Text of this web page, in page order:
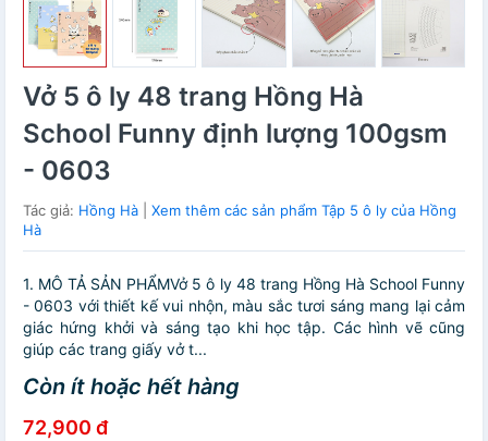
Vở 5 ô ly 48 trang Hồng Hà
School Funny định lượng 100gsm
- 0603
Tác giả: Hồng Hà
Xem thêm các sản phẩm Tập 5 ô ly của Hồng
Hà
1. MÔ TẢ SẢN PHẨMVở 5 ô ly 48 trang Hồng Hà School Funny
- 0603 với thiết kế vui nhộn, màu sắc tươi sáng mang lại cảm
giác hứng khởi và sáng tạo khi học tập. Các hình vẽ cũng
giúp các trang giấy vở t...
Còn ít hoặc hết hàng
72,900 đ